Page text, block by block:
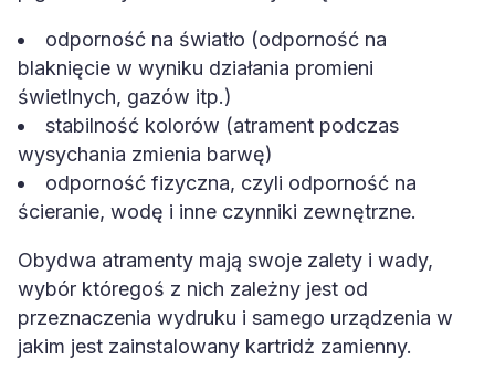
odporność na światło (odporność na
blaknięcie w wyniku działania promieni
świetlnych, gazów itp.)
stabilność kolorów (atrament podczas
wysychania zmienia barwę)
odporność fizyczna, czyli odporność na
ścieranie, wodę i inne czynniki zewnętrzne.
Obydwa atramenty mają swoje zalety i wady,
wybór któregoś z nich zależny jest od
przeznaczenia wydruku i samego urządzenia w
jakim jest zainstalowany kartridż zamienny.